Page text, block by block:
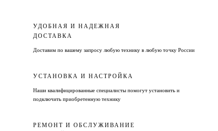
УДОБНАЯ И НАДЕЖНАЯ
ДОСТАВКА
Доставим по вашему запросу любую технику в любую точку России
УСТАНОВКА И НАСТРОЙКА
Наши квалифицированные специалисты помогут установить и
подключить приобретенную технику
РЕМОНТ И ОБСЛУЖИВАНИЕ